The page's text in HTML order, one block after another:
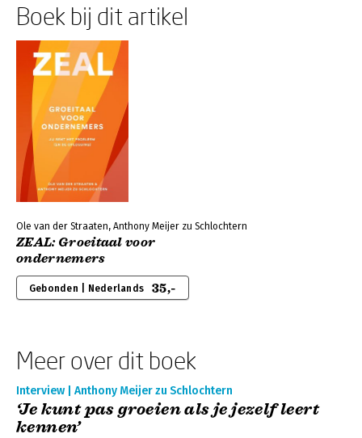
Boek bij dit artikel
Ole van der Straaten, Anthony Meijer zu Schlochtern
ZEAL: Groeitaal voor
ondernemers
Gebonden | Nederlands 35,-
Meer over dit boek
Interview | Anthony Meijer zu Schlochtern
‘Je kunt pas groeien als je jezelf leert
kennen’